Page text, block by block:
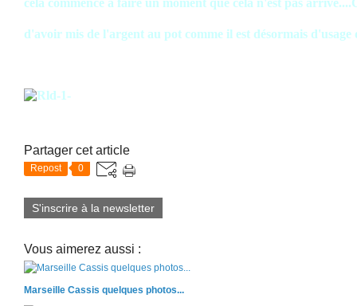
cela commence à faire un moment que cela n'est pas
d'avoir mis de l'argent au pot comme il est désormais
Partager cet article
Repost 0
S'inscrire à la newsletter
Vous aimerez aussi :
Marseille Cassis quelques photos...